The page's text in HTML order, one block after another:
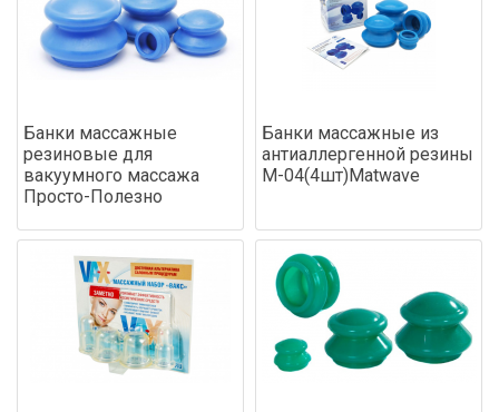
Банки массажные
резиновые для
вакуумного массажа
Просто-Полезно
Банки массажные из
антиаллергенной резины
М-04(4шт)Matwave